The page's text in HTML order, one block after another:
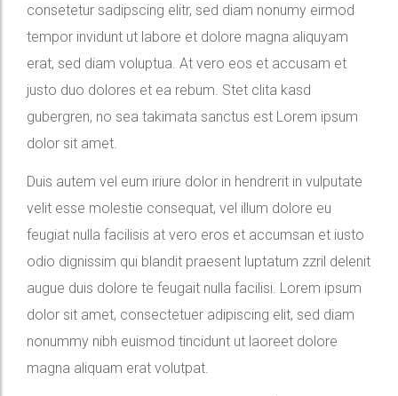
consetetur sadipscing elitr, sed diam nonumy eirmod
tempor invidunt ut labore et dolore magna aliquyam
erat, sed diam voluptua. At vero eos et accusam et
justo duo dolores et ea rebum. Stet clita kasd
gubergren, no sea takimata sanctus est Lorem ipsum
dolor sit amet.
Duis autem vel eum iriure dolor in hendrerit in vulputate
velit esse molestie consequat, vel illum dolore eu
feugiat nulla facilisis at vero eros et accumsan et iusto
odio dignissim qui blandit praesent luptatum zzril delenit
augue duis dolore te feugait nulla facilisi. Lorem ipsum
dolor sit amet, consectetuer adipiscing elit, sed diam
nonummy nibh euismod tincidunt ut laoreet dolore
magna aliquam erat volutpat.